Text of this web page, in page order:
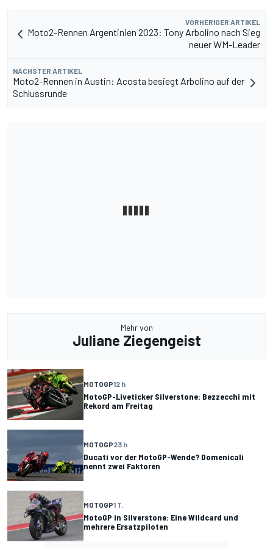
VORHERIGER ARTIKEL
Moto2-Rennen Argentinien 2023: Tony Arbolino nach Sieg
neuer WM-Leader
NÄCHSTER ARTIKEL
Moto2-Rennen in Austin: Acosta besiegt Arbolino auf der
Schlussrunde
Mehr von
Juliane Ziegengeist
MOTOGP12 h
MotoGP-Liveticker Silverstone: Bezzecchi mit
Rekord am Freitag
MOTOGP23 h
Ducati vor der MotoGP-Wende? Domenicali
nennt zwei Faktoren
MOTOGP1 T.
MotoGP in Silverstone: Eine Wildcard und
mehrere Ersatzpiloten